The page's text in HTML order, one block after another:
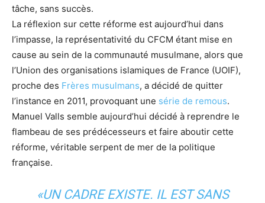
tâche, sans succès.
La réflexion sur cette réforme est aujourd’hui dans
l’impasse, la représentativité du CFCM étant mise en
cause au sein de la communauté musulmane, alors que
l’Union des organisations islamiques de France (UOIF),
proche des Frères musulmans, a décidé de quitter
l’instance en 2011, provoquant une série de remous.
Manuel Valls semble aujourd’hui décidé à reprendre le
flambeau de ses prédécesseurs et faire aboutir cette
réforme, véritable serpent de mer de la politique
française.
«UN CADRE EXISTE. IL EST SANS